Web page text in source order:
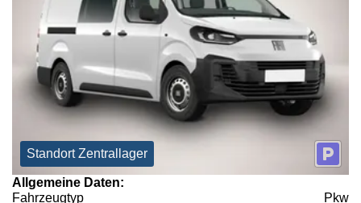
Standort Zentrallager
Allgemeine Daten:
Fahrzeugtyp
Pkw